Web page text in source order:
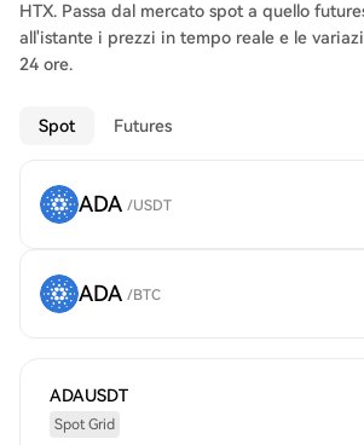
HTX. Passa dal mercato spot a quello
all'istante i prezzi in tempo reale e le
24 ore.
Spot Futures
ADA /USDT
ADA /BTC
ADAUSDT
Spot Grid